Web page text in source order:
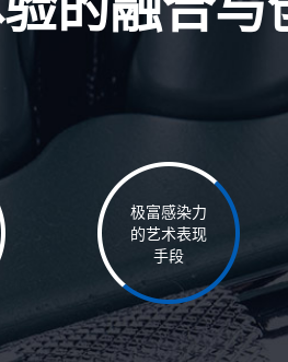
极富感染力
的艺术表现
手段